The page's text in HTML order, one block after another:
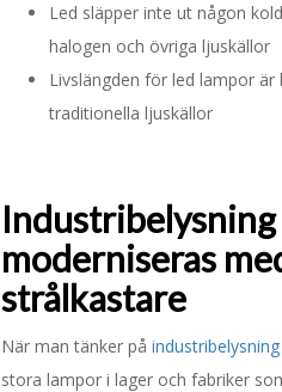
Led släpper inte ut någon
halogen och övriga ljuskällor
Livslängden för led lampor är
traditionella ljuskällor
Industribelysning
moderniseras
strålkastare
När man tänker på industribelysning
stora lampor i lager och fabriker